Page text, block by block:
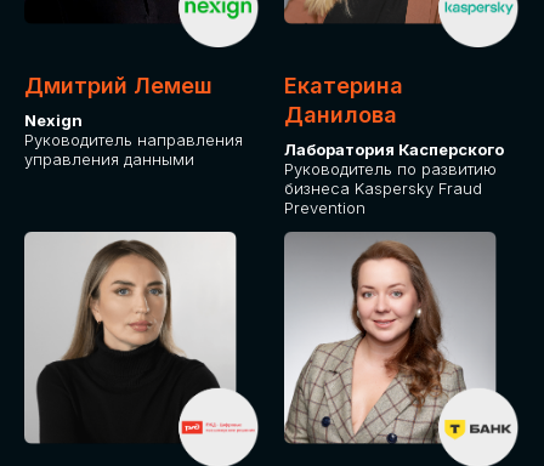
Дмитрий Лемеш
Nexign
Руководитель направления
управления данными
Екатерина
Данилова
Лаборатория Касперского
Руководитель по развитию
бизнеса Kaspersky Fraud
Prevention
ДЛЯ ОПЛАТЫ БИЛЕТОВ
Оплата через сервис Timepad
ПРИОБРЕСТИ БИЛЕТ